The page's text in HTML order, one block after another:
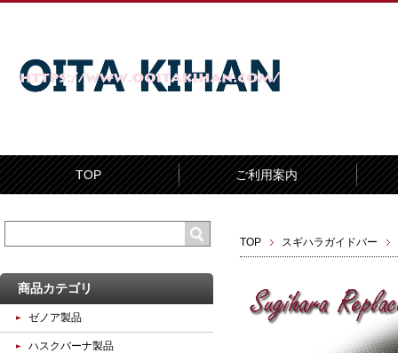
TOP ご利用案内
TOP スギハラガイドバー
商品カテゴリ
ゼノア製品
ハスクバーナ製品